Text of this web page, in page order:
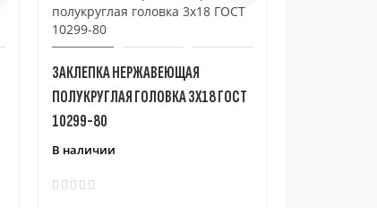
ЗАКЛЕПКА НЕРЖАВЕЮЩАЯ
ПОЛУКРУГЛАЯ ГОЛОВКА 3X18 ГОСТ
10299-80
В наличии